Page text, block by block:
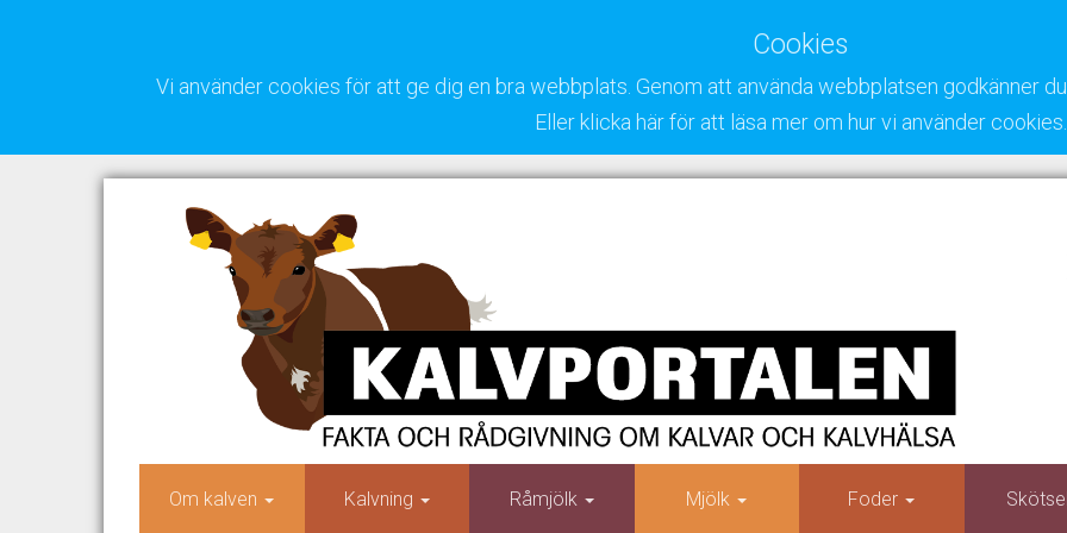
Cookies
Vi använder cookies för att ge dig en bra webbplats. Genom att använda webbplatsen godkänner
Eller klicka här för att läsa mer om hur vi använder cookies.
Om kalven Kalvning Råmjölk Mjölk Foder Skötsel